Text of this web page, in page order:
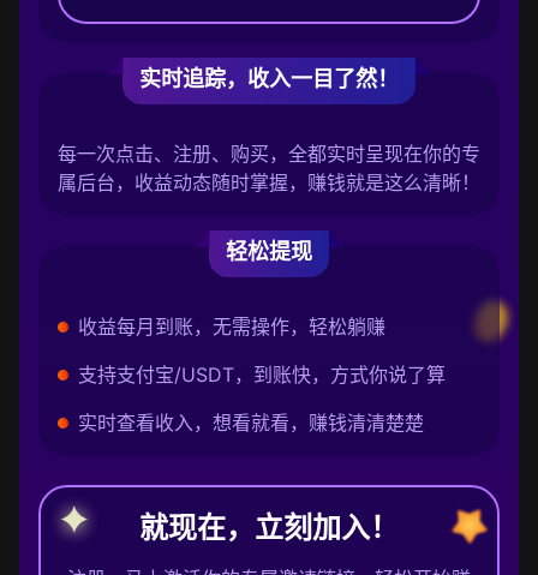
实时追踪，收入一目了然！
每一次点击、注册、购买，全都实时呈现在你的专
属后台，收益动态随时掌握，赚钱就是这么清晰！
轻松提现
收益每月到账，无需操作，轻松躺赚
支持支付宝/USDT，到账快，方式你说了算
实时查看收入，想看就看，赚钱清清楚楚
就现在，立刻加入！